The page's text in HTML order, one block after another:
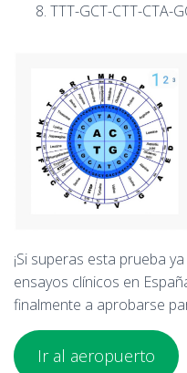
TTT-GCT-CTT-CTA-
¡Si superas esta prueba
ensayos clínicos en
finalmente a aprobarse
Ir al aeropuerto